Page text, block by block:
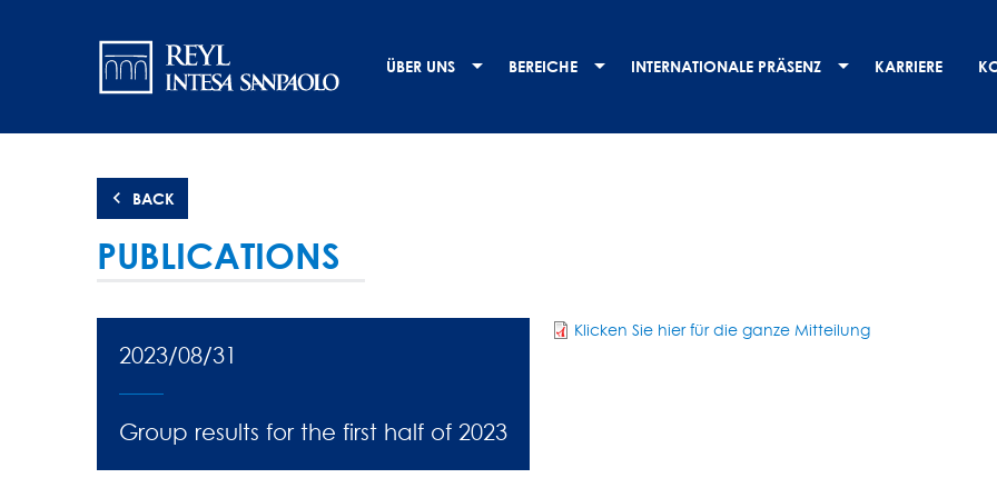
principale
ÜBER UNS BEREICHE INTERNATIONALE PRÄSENZ KARRIERE
BACK
PUBLICATIONS
2023/08/31
Group results for the first half of 2023
Klicken Sie hier für die ganze Mitteilung